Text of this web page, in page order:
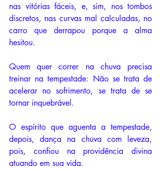
nas vitórias fáceis, e, sim, nos tombos
discretos, nas curvas mal calculadas, no
carro que derrapou porque a alma
hesitou.
Quem quer correr na chuva precisa
treinar na tempestade: Não se trata de
acelerar no sofrimento, se trata de se
tornar inquebrável.
O espírito que aguenta a tempestade,
depois, dança na chuva com leveza,
pois, confiou na providência divina
atuando em sua vida.